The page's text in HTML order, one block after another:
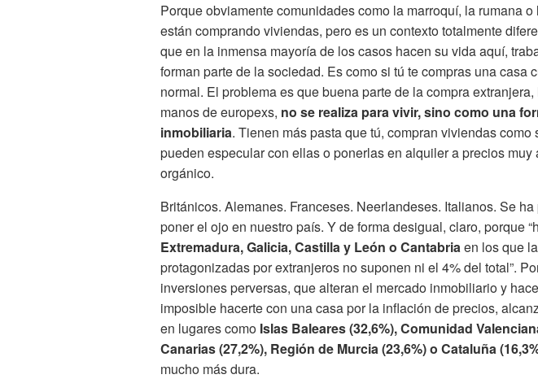
Porque obviamente comunidades como la marroquí, la rumana
están comprando viviendas, pero es un contexto totalmente
que en la inmensa mayoría de los casos hacen su vida aquí,
forman parte de la sociedad. Es como si tú te compras una casa
normal. El problema es que buena parte de la compra
manos de europexs, no se realiza para vivir, sino como una
inmobiliaria. Tienen más pasta que tú, compran viviendas como
pueden especular con ellas o ponerlas en alquiler a precios muy
orgánico.
Británicos. Alemanes. Franceses. Neerlandeses. Italianos. Se
poner el ojo en nuestro país. Y de forma desigual, claro, porque
Extremadura, Galicia, Castilla y León o Cantabriaen los que
protagonizadas por extranjeros no suponen ni el 4% del total”.
inversiones perversas, que alteran el mercado inmobiliario y
imposible hacerte con una casa por la inflación de precios,
en lugares como Islas Baleares (32,6%), Comunidad
Canarias (27,2%), Región de Murcia (23,6%) o Cataluña
mucho más dura.